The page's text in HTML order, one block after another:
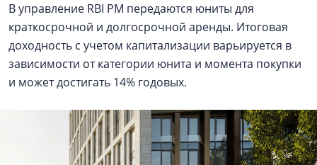
В управление RBI PM передаются юниты для
краткосрочной и долгосрочной аренды. Итоговая
доходность с учетом капитализации варьируется в
зависимости от категории юнита и момента покупки
и может достигать 14% годовых.